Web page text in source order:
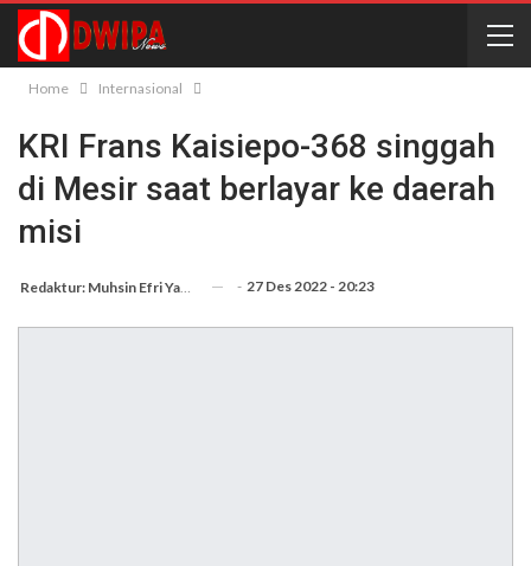
Home Internasional
KRI Frans Kaisiepo-368 singgah
di Mesir saat berlayar ke daerah
misi
- 27 Des 2022 - 20:23